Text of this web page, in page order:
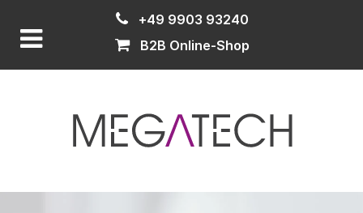
+49 9903 93240
B2B Online-Shop